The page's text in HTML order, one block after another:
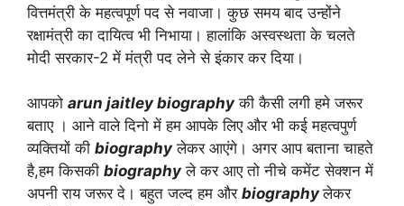
वित्तमंत्री के महत्वपूर्ण पद से नवाजा। कुछ समय बाद उन्होंने
रक्षामंत्री का दायित्व भी निभाया। हालांकि अस्वस्थता के चलते
मोदी सरकार-2 में मंत्री पद लेने से इंकार कर दिया।
आपको arun jaitley biographyकी कैसी लगी हमे जरूर
बताए । आने वाले दिनो में हम आपके लिए और भी कई महत्वपुर्ण
व्यक्तियों की biographyलेकर आएंगे। अगर आप बताना चाहते
है,हम किसकी biographyले कर आए तो नीचे कमेंट सेक्शन में
अपनी राय जरूर दे। बहुत जल्द हम और biographyलेकर